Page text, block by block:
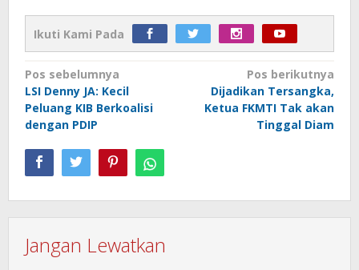
Ikuti Kami Pada
Navigasi
pos
Pos sebelumnya
LSI Denny JA: Kecil
Peluang KIB Berkoalisi
dengan PDIP
Pos berikutnya
Dijadikan Tersangka,
Ketua FKMTI Tak akan
Tinggal Diam
Jangan Lewatkan